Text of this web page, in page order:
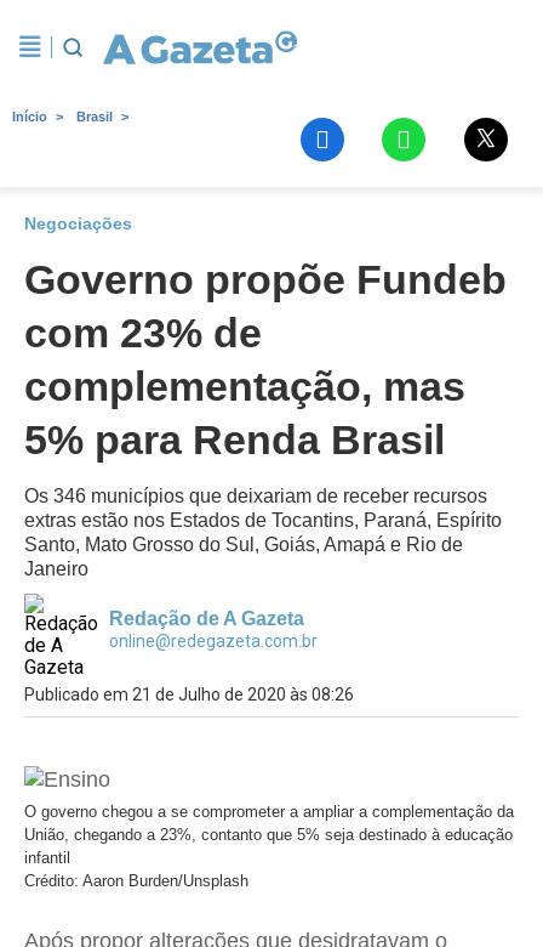
Início Brasil
Negociações
Governo propõe Fundeb
com 23% de
complementação, mas
5% para Renda Brasil
Os 346 municípios que deixariam de receber recursos
extras estão nos Estados de Tocantins, Paraná, Espírito
Santo, Mato Grosso do Sul, Goiás, Amapá e Rio de
Janeiro
Redação de A Gazeta
online@redegazeta.com.br
Publicado em 21 de Julho de 2020 às 08:26
O governo chegou a se comprometer a ampliar a complementação da
União, chegando a 23%, contanto que 5% seja destinado à educação
infantil
Crédito: Aaron Burden/Unsplash
Após propor alterações que desidratavam o